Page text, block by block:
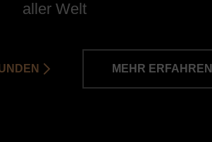
aller Welt
MEHR ERFAHREN